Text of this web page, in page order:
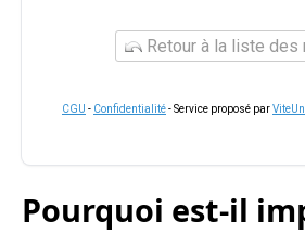
Retour à la liste des
CGU - Confidentialité- Service proposé par
Pourquoi est-il